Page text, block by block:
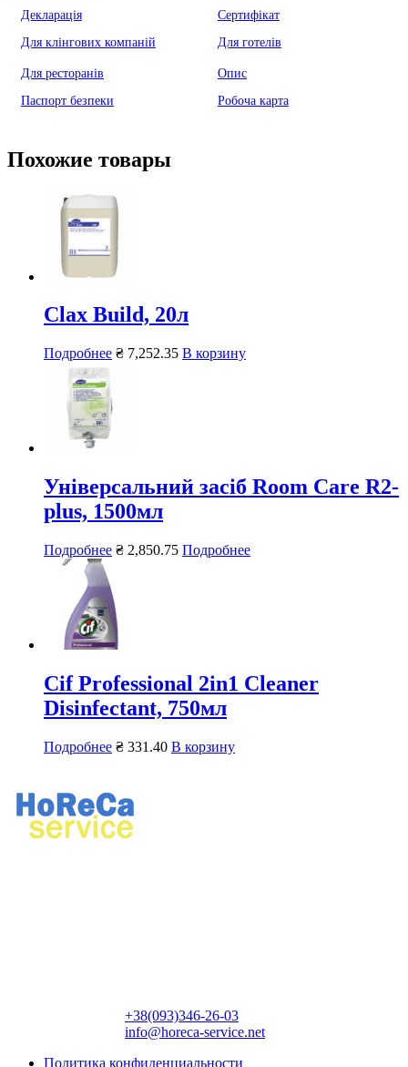
Декларація
Сертифікат
Для клінгових компаній
Для готелів
Для ресторанів
Опис
Паспорт безпеки
Робоча карта
Похожие товары
Clax Build, 20л
Подробнее ₴ 7,252.35 В корзину
Універсальний засіб Room Care R2-
plus, 1500мл
Подробнее ₴ 2,850.75 Подробнее
Cif Professional 2in1 Cleaner
Disinfectant, 750мл
Подробнее ₴ 331.40 В корзину
+38(093)346-26-03
info@horeca-service.net
Политика конфиденциальности